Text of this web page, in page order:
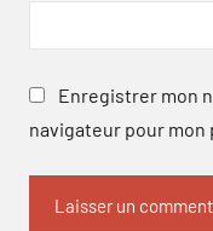
Enregistrer mon
navigateur pour mon